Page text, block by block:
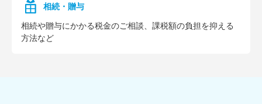
相続・贈与
相続や贈与にかかる税⾦のご相談、課税額の負担を抑える
⽅法など